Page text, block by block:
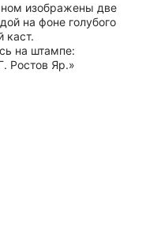
изображены две
на фоне голубого
каст.
на штампе:
Ростов Яр.»